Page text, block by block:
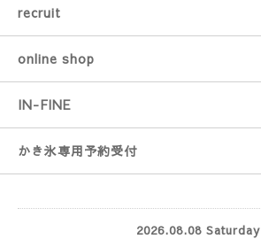
recruit
online shop
IN-FINE
かき氷専用予約受付
2026.08.08 Saturday